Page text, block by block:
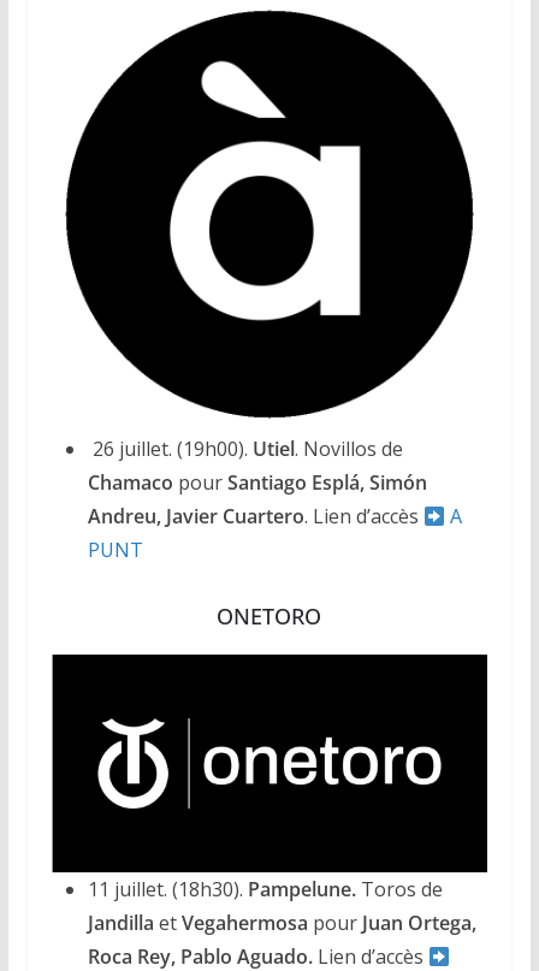
26 juillet. (19h00). Utiel. Novillos de
Chamaco pourSantiago Esplá, Simón
Andreu, Javier Cuartero. Lien d’accès
A
PUNT
ONETORO
11 juillet. (18h30). Pampelune.Toros de
Jandilla etVegahermosa pour Juan Ortega,
Roca Rey, Pablo Aguado.Lien d’accès